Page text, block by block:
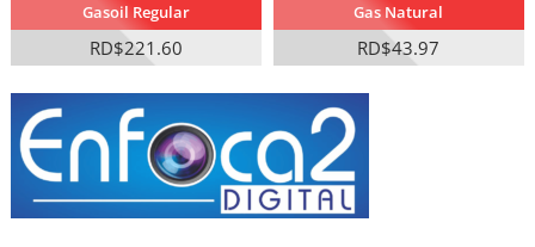
Gasoil Regular
RD$221.60
Gas Natural
RD$43.97